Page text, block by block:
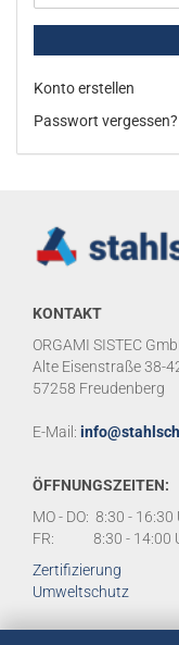
Konto erstellen
Passwort vergessen?
KONTAKT
ORGAMI SISTEC
Alte Eisenstraße 38-
57258 Freudenberg
E-Mail:
ÖFFNUNGSZEITEN:
MO - DO: 8:30 - 16:30
FR: 8:30 - 14:00
Zertifizierung
Umweltschutz